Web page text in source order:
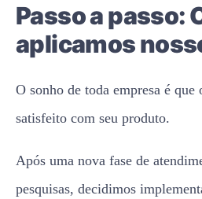
Passo a passo:
aplicamos
O sonho de toda empresa é que
satisfeito com seu produto.
Após uma nova fase de
pesquisas, decidimos